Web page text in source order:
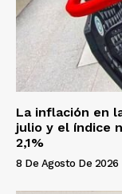
La inflación en
julio y el índice
2,1%
8 De Agosto De 2026